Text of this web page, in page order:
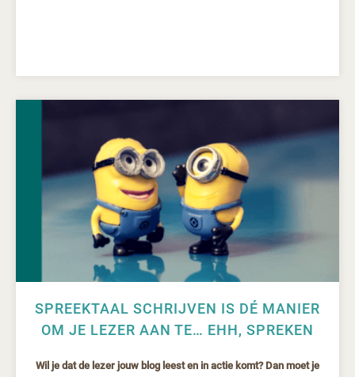
SPREEKTAAL SCHRIJVEN IS DÉ MANIER
OM JE LEZER AAN TE… EHH, SPREKEN
Wil je dat de lezer jouw blog leest en in actie komt? Dan moet je